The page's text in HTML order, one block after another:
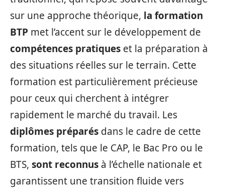
sur une approche théorique, la formation
BTP met l’accent sur le développement de
compétences pratiques et la préparation à
des situations réelles sur le terrain. Cette
formation est particulièrement précieuse
pour ceux qui cherchent à intégrer
rapidement le marché du travail. Les
diplômes préparés dans le cadre de cette
formation, tels que le CAP, le Bac Pro ou le
BTS, sont reconnus à l’échelle nationale et
garantissent une transition fluide vers